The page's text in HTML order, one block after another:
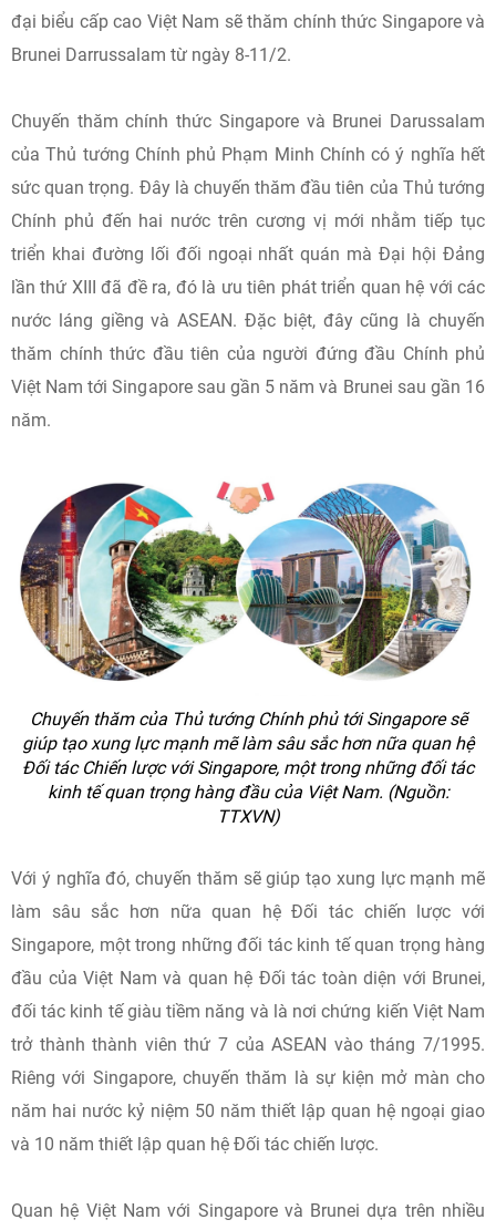
đại biểu cấp cao Việt Nam sẽ thăm chính thức Singapore và
Brunei Darrussalam từ ngày 8-11/2.
Chuyến thăm chính thức Singapore và Brunei Darussalam
của Thủ tướng Chính phủ Phạm Minh Chính có ý nghĩa hết
sức quan trọng. Đây là chuyến thăm đầu tiên của Thủ tướng
Chính phủ đến hai nước trên cương vị mới nhằm tiếp tục
triển khai đường lối đối ngoại nhất quán mà Đại hội Đảng
lần thứ XIII đã đề ra, đó là ưu tiên phát triển quan hệ với các
nước láng giềng và ASEAN. Đặc biệt, đây cũng là chuyến
thăm chính thức đầu tiên của người đứng đầu Chính phủ
Việt Nam tới Singapore sau gần 5 năm và Brunei sau gần 16
năm.
Chuyến thăm của Thủ tướng Chính phủ tới Singapore sẽ
giúp tạo xung lực mạnh mẽ làm sâu sắc hơn nữa quan hệ
Đối tác Chiến lược với Singapore, một trong những đối tác
kinh tế quan trọng hàng đầu của Việt Nam. (Nguồn:
TTXVN)
Với ý nghĩa đó, chuyến thăm sẽ giúp tạo xung lực mạnh mẽ
làm sâu sắc hơn nữa quan hệ Đối tác chiến lược với
Singapore, một trong những đối tác kinh tế quan trọng hàng
đầu của Việt Nam và quan hệ Đối tác toàn diện với Brunei,
đối tác kinh tế giàu tiềm năng và là nơi chứng kiến Việt Nam
trở thành thành viên thứ 7 của ASEAN vào tháng 7/1995.
Riêng với Singapore, chuyến thăm là sự kiện mở màn cho
năm hai nước kỷ niệm 50 năm thiết lập quan hệ ngoại giao
và 10 năm thiết lập quan hệ Đối tác chiến lược.
Quan hệ Việt Nam với Singapore và Brunei dựa trên nhiều